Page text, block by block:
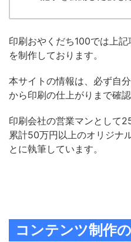
印刷おやくだち100では上
を制作しております。
本サイトの情報は、必ず自
から印刷の仕上がりまで確認
印刷会社の営業マンとして
累計50万円以上のオリジナ
とに執筆しています。
コンテンツ制作